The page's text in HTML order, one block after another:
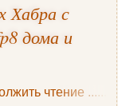
Хабра с
дома и
чтение ......